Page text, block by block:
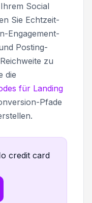
Social
Sie Echtzeit-
Engagement-
Posting-
zu
die
für Landing
Pfade
credit card